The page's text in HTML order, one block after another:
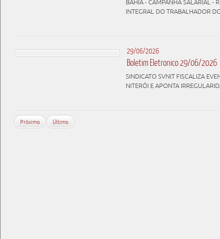
BAHIA - CAMPANHA SALARIAL -
INTEGRAL DO TRABALHADOR
29/06/2026
Boletim Eletronico 29/06/2026
SINDICATO SVNIT FISCALIZA
NITERÓI E APONTA
Próximo Último